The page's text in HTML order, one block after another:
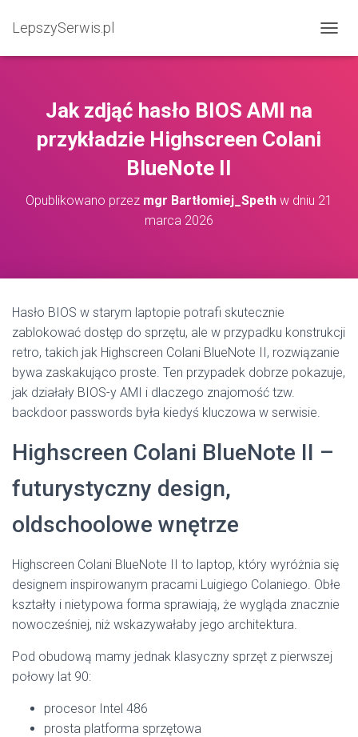
LepszySerwis.pl
Jak zdjąć hasło BIOS AMI na
przykładzie Highscreen Colani
BlueNote II
Opublikowano przez mgr Bartłomiej_Speth w dniu 21
marca 2026
Hasło BIOS w starym laptopie potrafi skutecznie
zablokować dostęp do sprzętu, ale w przypadku konstrukcji
retro, takich jak Highscreen Colani BlueNote II, rozwiązanie
bywa zaskakująco proste. Ten przypadek dobrze pokazuje,
jak działały BIOS-y AMI i dlaczego znajomość tzw.
backdoor passwords była kiedyś kluczowa w serwisie.
Highscreen Colani BlueNote II –
futurystyczny design,
oldschoolowe wnętrze
Highscreen Colani BlueNote II to laptop, który wyróżnia się
designem inspirowanym pracami Luigiego Colaniego. Obłe
kształty i nietypowa forma sprawiają, że wygląda znacznie
nowocześniej, niż wskazywałaby jego architektura.
Pod obudową mamy jednak klasyczny sprzęt z pierwszej
połowy lat 90:
procesor Intel 486
prosta platforma sprzętowa